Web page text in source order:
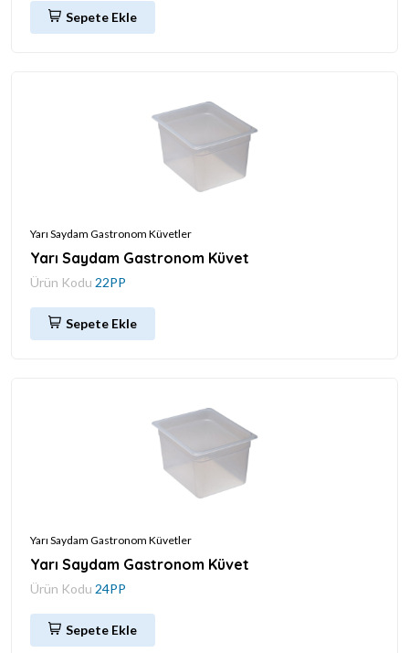
Sepete Ekle
Yarı Saydam Gastronom Küvetler
Yarı Saydam Gastronom Küvet
Ürün Kodu 22PP
Sepete Ekle
Yarı Saydam Gastronom Küvetler
Yarı Saydam Gastronom Küvet
Ürün Kodu 24PP
Sepete Ekle